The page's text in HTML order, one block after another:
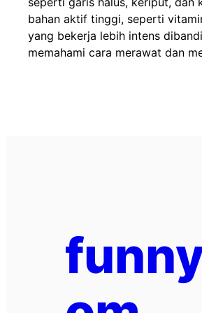
bahan aktif tinggi, seperti
yang bekerja lebih intens
memahami cara merawat dan